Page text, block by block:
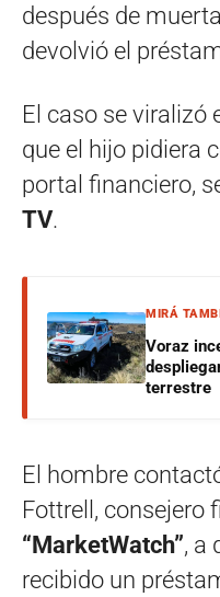
después de
devolvió el
El caso se viralizó
que el hijo pidiera
portal financiero,
TV.
MIRÁ
Voraz
terrestre
El hombre
Fottrell, consejero
“MarketWatch”, a
recibido un